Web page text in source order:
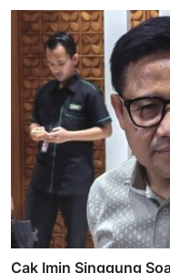
Cak Imin Singgung